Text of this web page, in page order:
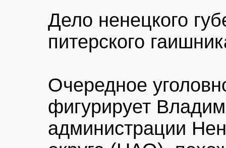
Дело ненецкого
питерского
Очередное
фигурирует
администрации